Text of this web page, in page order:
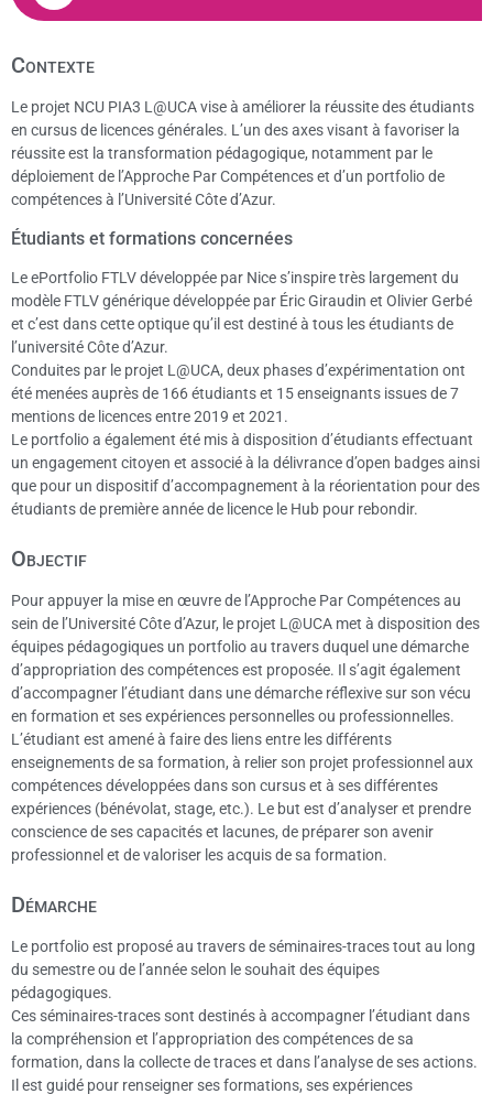
Contexte
Le projet NCU PIA3 L@UCA vise à améliorer la réussite des étudiants
en cursus de licences générales. L’un des axes visant à favoriser la
réussite est la transformation pédagogique, notamment par le
déploiement de l’Approche Par Compétences et d’un portfolio de
compétences à l’Université Côte d’Azur.
Étudiants et formations concernées
Le ePortfolio FTLV développée par Nice s’inspire très largement du
modèle FTLV générique développée par Éric Giraudin et Olivier Gerbé
et c’est dans cette optique qu’il est destiné à tous les étudiants de
l’université Côte d’Azur.
Conduites par le projet L@UCA, deux phases d’expérimentation ont
été menées auprès de 166 étudiants et 15 enseignants issues de 7
mentions de licences entre 2019 et 2021.
Le portfolio a également été mis à disposition d’étudiants effectuant
un engagement citoyen et associé à la délivrance d’open badges ainsi
que pour un dispositif d’accompagnement à la réorientation pour des
étudiants de première année de licence le Hub pour rebondir.
Objectif
Pour appuyer la mise en œuvre de l’Approche Par Compétences au
sein de l’Université Côte d’Azur, le projet L@UCA met à disposition des
équipes pédagogiques un portfolio au travers duquel une démarche
d’appropriation des compétences est proposée. Il s’agit également
d’accompagner l’étudiant dans une démarche réflexive sur son vécu
en formation et ses expériences personnelles ou professionnelles.
L’étudiant est amené à faire des liens entre les différents
enseignements de sa formation, à relier son projet professionnel aux
compétences développées dans son cursus et à ses différentes
expériences (bénévolat, stage, etc.). Le but est d’analyser et prendre
conscience de ses capacités et lacunes, de préparer son avenir
professionnel et de valoriser les acquis de sa formation.
Démarche
Le portfolio est proposé au travers de séminaires-traces tout au long
du semestre ou de l’année selon le souhait des équipes
pédagogiques.
Ces séminaires-traces sont destinés à accompagner l’étudiant dans
la compréhension et l’appropriation des compétences de sa
formation, dans la collecte de traces et dans l’analyse de ses actions.
Il est guidé pour renseigner ses formations, ses expériences